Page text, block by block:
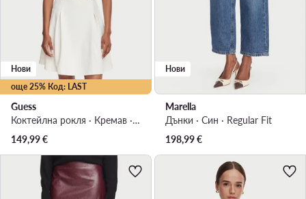
още 25% Код: LAST
Нови
Guess
Коктейлна рокля · Кремав · Мини
149,99€
Нови
Marella
Дънки · Син · Regular Fit
198,99€